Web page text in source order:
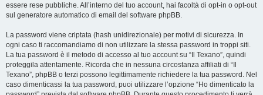
essere rese pubbliche. All’interno del tuo account, hai facoltà di opt-in o opt-out
sul generatore automatico di email del software phpBB.
La password viene criptata (hash unidirezionale) per motivi di sicurezza. In
ogni caso ti raccomandiamo di non utilizzare la stessa password in troppi siti.
La tua password è il metodo di accesso al tuo account su “Il Texano”, quindi
proteggila attentamente. Ricorda che in nessuna circostanza affiliati di “Il
Texano”, phpBB o terzi possono legittimamente richiedere la tua password. Nel
caso dimenticassi la tua password, puoi utilizzare l’opzione “Ho dimenticato la